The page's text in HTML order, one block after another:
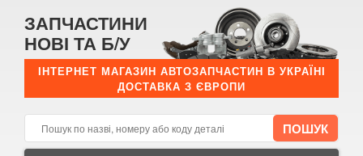
ЗАПЧАСТИНИ
НОВІ ТА Б/У
ІНТЕРНЕТ МАГАЗИН АВТОЗАПЧАСТИН В УКРАЇНІ
ДОСТАВКА З ЄВРОПИ
Оригінальний номер:
Примітка:
E-mail:
Телефон: